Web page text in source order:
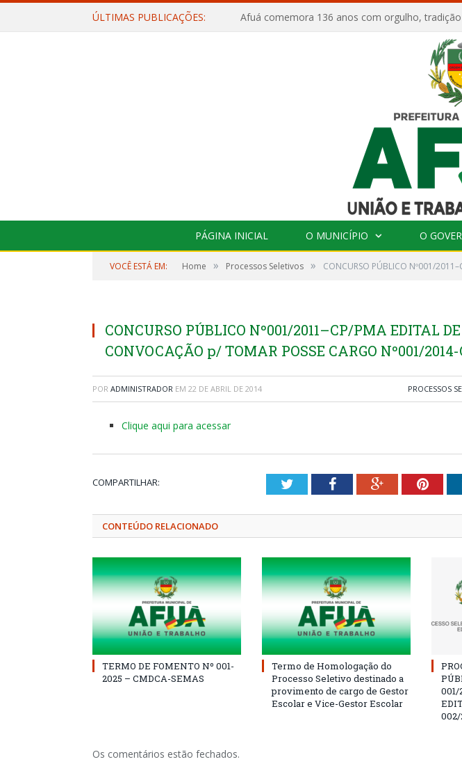
ÚLTIMAS PUBLICAÇÕES:
PÁGINA INICIAL O MUNICÍPIO O
VOCÊ ESTÁ EM: Home » Processos Seletivos » CONCURSO PÚBLICO Nº001/
CONCURSO PÚBLICO Nº001/2011–CP/PMA EDITAL DE
CONVOCAÇÃO p/ TOMAR POSSE CARGO Nº001/
POR ADMINISTRADOR EM 22 DE ABRIL DE 2014 PROCESSOS
Clique aqui para acessar
COMPARTILHAR: TwitterFacebookGoogle+
CONTEÚDO RELACIONADO
TERMO DE FOMENTO Nº 001-
2025 – CMDCA-SEMAS
Termo de Homologação do
Processo Seletivo destinado a
provimento de cargo de Gestor
Escolar e Vice-Gestor Escolar
001/
002/
Os comentários estão fechados.